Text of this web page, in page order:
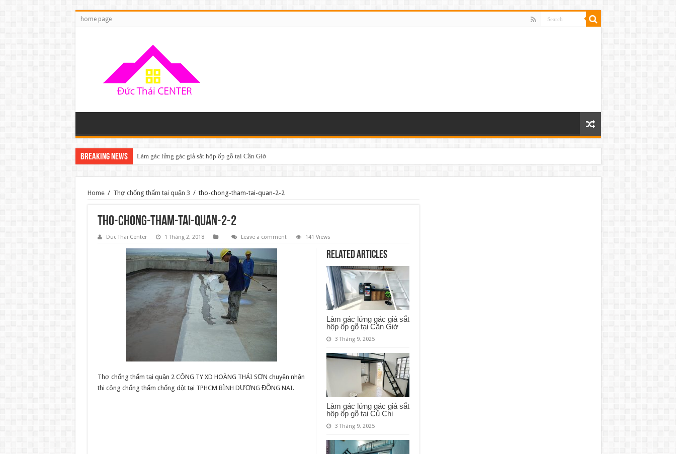
home page
Breaking News Làm gác lửng gác giả sắt hộp ốp gỗ tại Cần Giờ
Home / Thợ chống thấm tại quận 3 / tho-chong-tham-tai-quan-2-2
tho-chong-tham-tai-quan-2-2
Duc Thai Center 1 Tháng 2, 2018 Leave a comment 141 Views
Related Articles
Làm gác lửng gác giả sắt
hộp ốp gỗ tại Cần Giờ
3 Tháng 9, 2025
Làm gác lửng gác giả sắt
hộp ốp gỗ tại Củ Chi
3 Tháng 9, 2025
Thợ chống thấm tại quận 2 CÔNG TY XD HOÀNG THÁI SƠN chuyên nhận
thi công chống thấm chống dột tại TPHCM BÌNH DƯƠNG ĐỒNG NAI.